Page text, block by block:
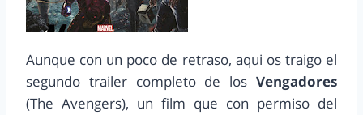
Aunque con un poco de retraso, aqui os traigo el
segundo trailer completo de los Vengadores
(The Avengers), un film que con permiso del